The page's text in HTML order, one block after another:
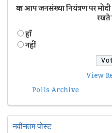
क्या आप जनसंख्या नियंत्रण पर
रखते
हॉं
नहीं
View
Polls Archive
नवीनतम पोस्ट